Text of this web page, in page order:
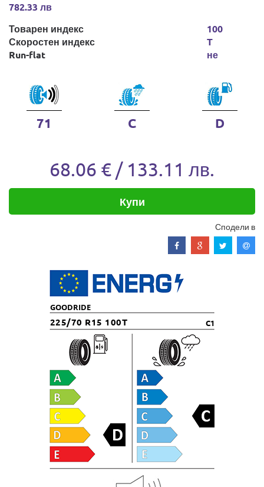
782.33 лв
Товарен индекс
Скоростен индекс
Run-flat
100
T
не
71 C D
68.06 € / 133.11 лв.
Купи
Сподели в
GOODRIDE
225/70 R15 100T C1